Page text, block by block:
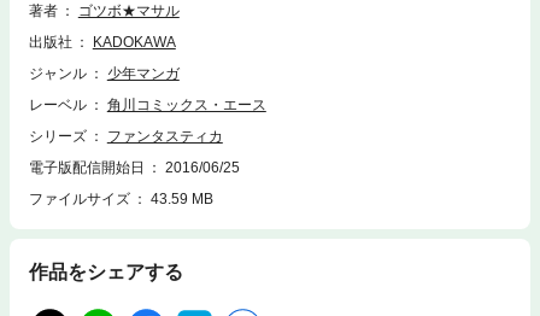
著者
ゴツボ★マサル
出版社
KADOKAWA
ジャンル
少年マンガ
レーベル
角川コミックス・エース
シリーズ
ファンタスティカ
電子版配信開始日
2016/06/25
ファイルサイズ
43.59 MB
作品をシェアする